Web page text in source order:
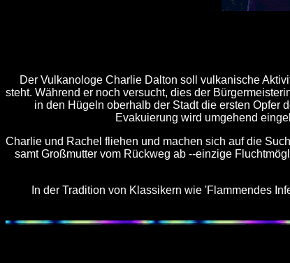
Der Vulkanologe Charlie Dalton soll vulkanische
steht. Während er noch versucht, dies der
in den Hügeln oberhalb der Stadt die ersten Opfer
Evakuierung wird umgehend
Charlie und Rachel fliehen und machen sich auf die
samt Großmutter vom Rückweg ab --einzige
In der Tradition von Klassikern wie 'Flammendes